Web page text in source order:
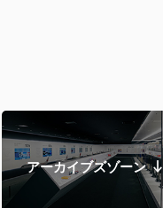
アーカイブズゾーン